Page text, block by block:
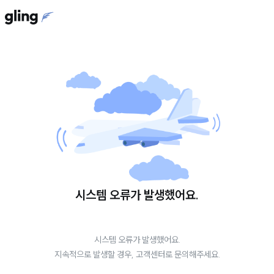
시스템 오류가 발생했어요.
시스템 오류가 발생했어요.
지속적으로 발생할 경우, 고객센터로 문의해주세요.